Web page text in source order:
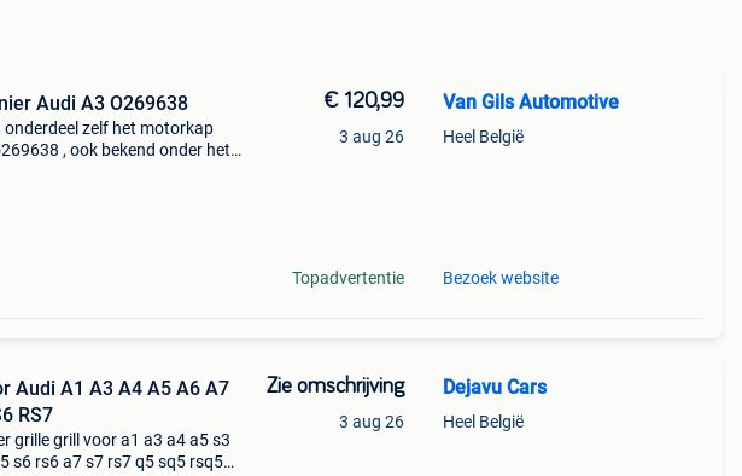
Audi A3 O269638
zelf het motorkap
, ook bekend onder het
€ 120,99
3 aug 26
Topadvertentie
Van Gils Automotive
Heel België
Bezoek website
Audi A1 A3 A4 A5 A6 A7
RS7
grille grill voor a1 a3 a4 a5 s3
s6 rs6 a7 s7 rs7 q5 sq5 rsq5
Zie omschrijving
3 aug 26
Dejavu Cars
Heel België